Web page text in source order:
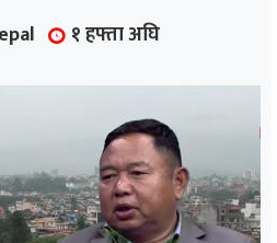
१ हफ्ता अघि